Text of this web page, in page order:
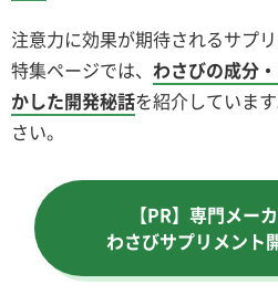
注意力に効果が期待されるサプ
特集ページでは、 わさびの成分
かした開発秘話を紹介していま
さい。
【PR】専門メー
わさびサプリメント